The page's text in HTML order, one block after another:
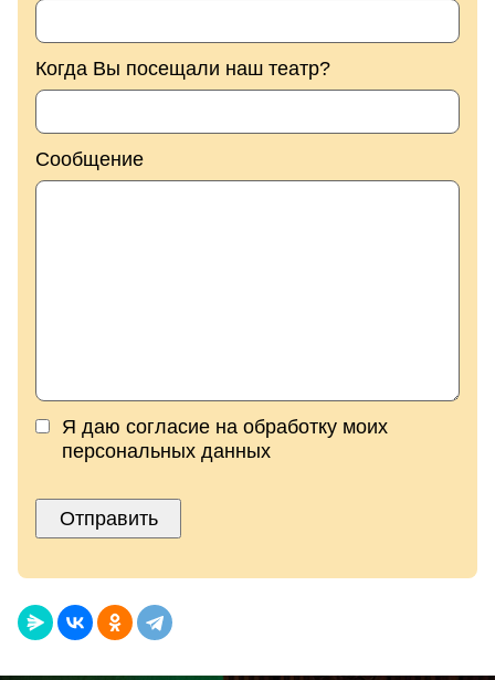
Когда Вы посещали наш театр?
Сообщение
Я даю согласие на обработку моих
персональных данных
Отправить